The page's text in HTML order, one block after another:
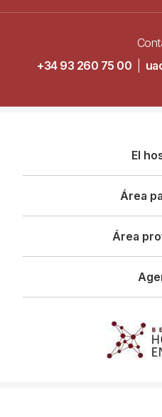
+34 93 260 75 00
principal
El
Área
Área